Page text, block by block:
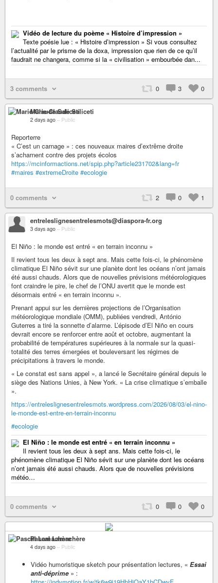
Vidéo de lecture du poème « Histoire d’impression »
Texte poésie lue : « Histoire d’impression » Si vous consultez
l’actualité par le prisme de la doxa, impression que rien de ce qu’il
faudrait ne changera, comme si la « civilisation » embourbée dan...
3 comments 0 3 0
Marie-Claude Saliceti
2 days ago – Public
Reporterre
« C’est un carnage » : ces nouveaux maires d’extrême droite
s’acharnent contre des projets écolos
https://mcinformactions.net/spip.php?article231702&lang=fr
#maires #extremeDroite #ecologie
0 comments 2 0 1
entreleslignesentrelesmots@diaspora-fr.org
3 days ago – Public
El Niño : le monde est entré « en terrain inconnu »
Il revient tous les deux à sept ans. Mais cette fois-ci, le phénomène
climatique El Niño sévit sur une planète dont les océans n’ont jamais
été aussi chauds. Alors que de nouvelles prévisions météorologiques
font craindre le pire, le chef de l’ONU avertit que le monde est
désormais entré « en terrain inconnu ».
Prenant appui sur les dernières projections de l’Organisation
météorologique mondiale (OMM), publiées vendredi, António
Guterres a tiré la sonnette d’alarme. L’épisode d’El Niño en cours
devrait encore se renforcer entre août et octobre, augmentant la
probabilité de températures supérieures à la normale sur la quasi-
totalité des terres émergées et bouleversant les régimes de
précipitations à travers le monde.
« Le constat est sans appel », a lancé le Secrétaire général depuis le
siège des Nations Unies, à New York. « La crise climatique s’emballe
».
https://entreleslignesentrelesmots.wordpress.com/2026/08/03/el-nino-
le-monde-est-entre-en-terrain-inconnu
#ecologie
El Niño : le monde est entré « en terrain inconnu »
Il revient tous les deux à sept ans. Mais cette fois-ci, le
phénomène climatique El Niño sévit sur une planète dont les océans
n’ont jamais été aussi chauds. Alors que de nouvelles prévisions
météo…
0 comments 0 0 0
Pascal Lamachère
4 days ago – Public
Vidéo humoristique sketch pour présentation lectures, « Essai
anti-déprime » :